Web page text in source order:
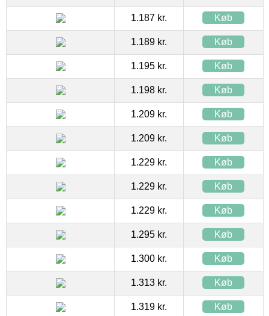
1.187 kr. Køb
1.189 kr. Køb
1.195 kr. Køb
1.198 kr. Køb
1.209 kr. Køb
1.209 kr. Køb
1.229 kr. Køb
1.229 kr. Køb
1.229 kr. Køb
1.295 kr. Køb
1.300 kr. Køb
1.313 kr. Køb
1.319 kr. Køb